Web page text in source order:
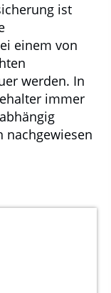
ist
einem von
werden. In
immer
nachgewiesen